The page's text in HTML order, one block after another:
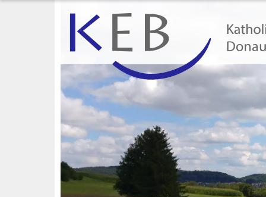
Veranstaltungen
Online-Veranstaltungen
Zentrale Veranstaltungen
Eltern-Kind-Gruppen